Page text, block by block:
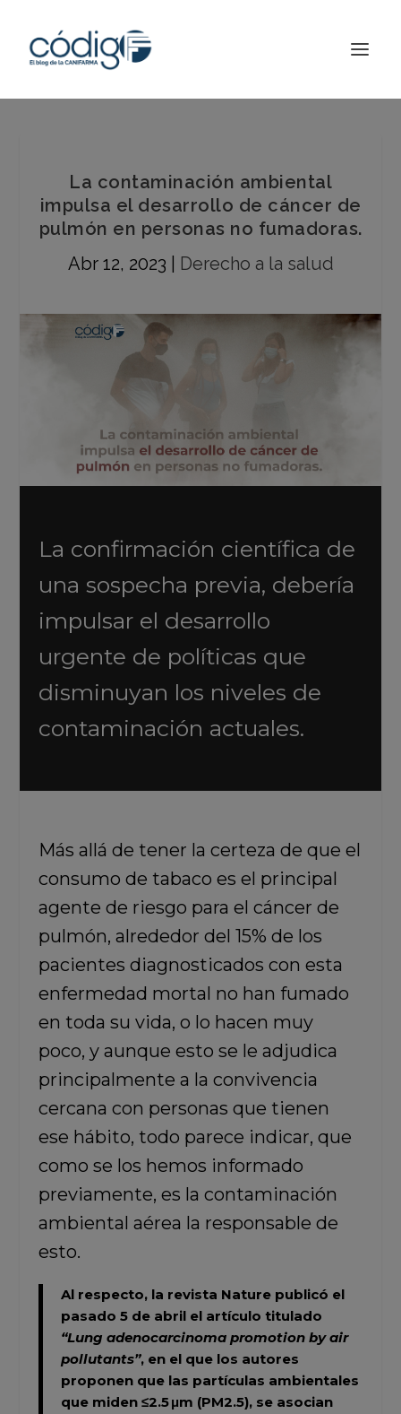
La contaminación ambiental
impulsa el desarrollo de cáncer de
pulmón en personas no fumadoras.
Abr 12, 2023
Derecho a la salud
La confirmación científica de
una sospecha previa, debería
impulsar el desarrollo
urgente de políticas que
disminuyan los niveles de
contaminación actuales.
Más allá de tener la certeza de que el
consumo de tabaco es el principal
agente de riesgo para el cáncer de
pulmón, alrededor del 15% de los
pacientes diagnosticados con esta
enfermedad mortal no han fumado
en toda su vida, o lo hacen muy
poco, y aunque esto se le adjudica
principalmente a la convivencia
cercana con personas que tienen
ese hábito, todo parece indicar, que
como se los hemos informado
previamente, es la contaminación
ambiental aérea la responsable de
esto.
Al respecto, la revista Nature publicó el
pasado 5 de abril el artículo titulado
“Lung adenocarcinoma promotion by air
pollutants”, en el que los autores
proponen que las partículas ambientales
que miden ≤2.5 μm (PM2.5), se asocian